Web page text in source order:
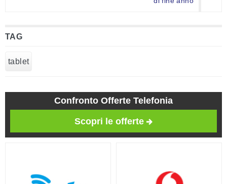
TAG
tablet
Confronto Offerte Telefonia
Scopri le offerte